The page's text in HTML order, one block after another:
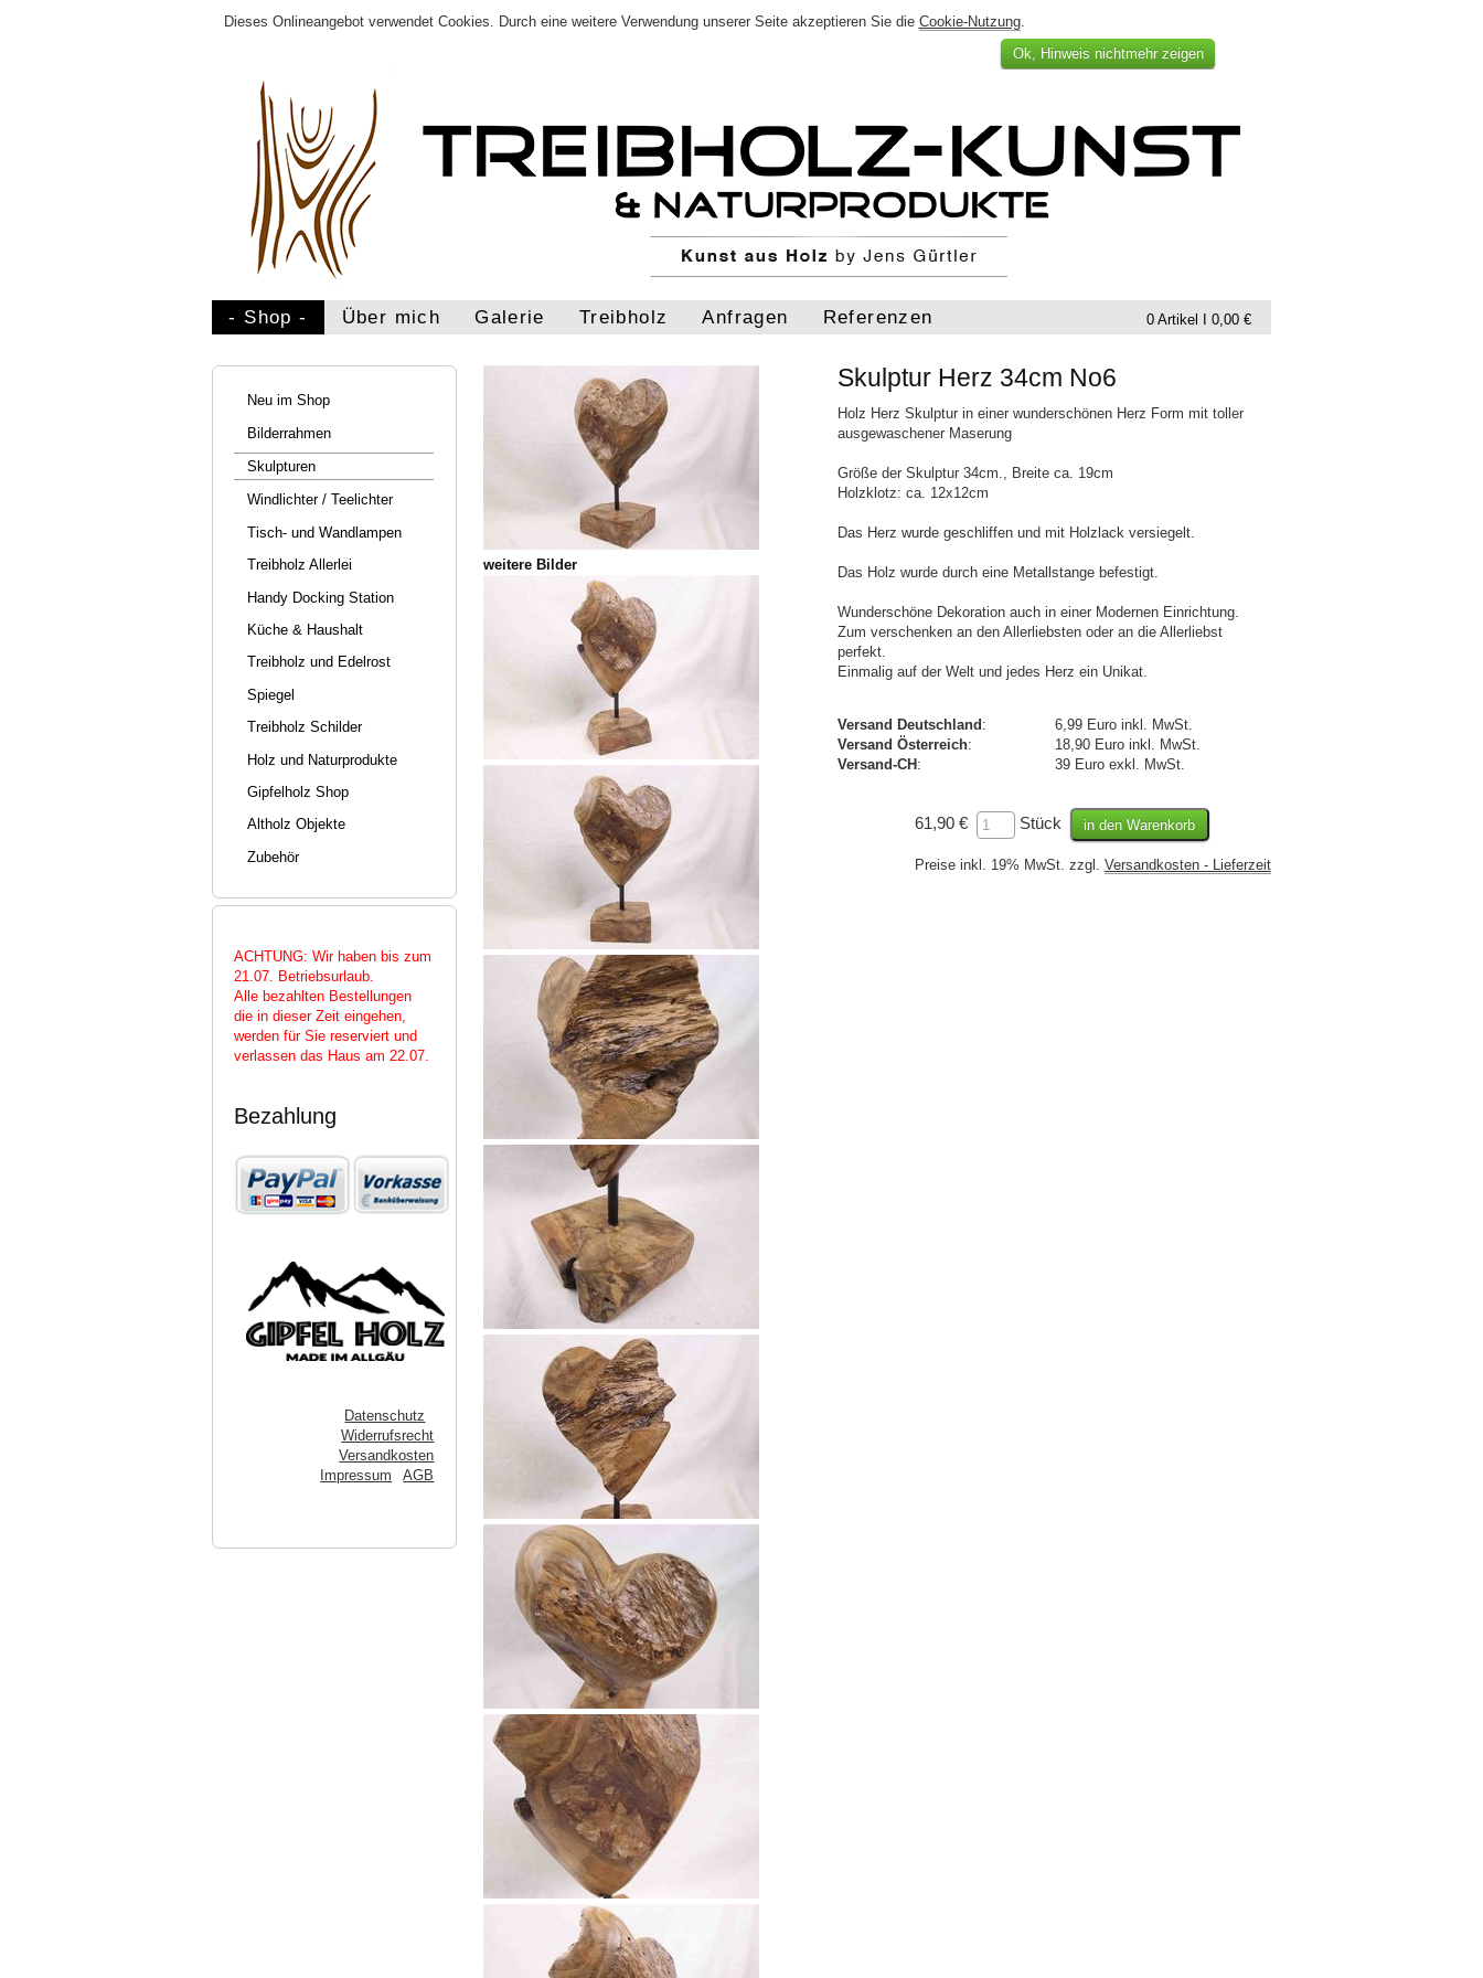
Dieses Onlineangebot verwendet Cookies. Durch eine weitere Verwendung unserer Seite akzeptieren Sie die Cookie-Nutzung.
Ok, Hinweis nichtmehr zeigen
- Shop - Über mich Galerie Treibholz Anfragen Referenzen 0 Artikel I 0,00 €
Neu im Shop
Bilderrahmen
Skulpturen
Windlichter / Teelichter
Tisch- und Wandlampen
Treibholz Allerlei
Handy Docking Station
Küche & Haushalt
Treibholz und Edelrost
Spiegel
Treibholz Schilder
Holz und Naturprodukte
Gipfelholz Shop
Altholz Objekte
Zubehör
ACHTUNG: Wir haben bis zum
21.07. Betriebsurlaub.
Alle bezahlten Bestellungen
die in dieser Zeit eingehen,
werden für Sie reserviert und
verlassen das Haus am 22.07.
Bezahlung
Datenschutz
Widerrufsrecht
Versandkosten
Impressum
AGB
weitere Bilder
Skulptur Herz 34cm No6
Holz Herz Skulptur in einer wunderschönen Herz Form mit toller
ausgewaschener Maserung
Größe der Skulptur 34cm., Breite ca. 19cm
Holzklotz: ca. 12x12cm
Das Herz wurde geschliffen und mit Holzlack versiegelt.
Das Holz wurde durch eine Metallstange befestigt.
Wunderschöne Dekoration auch in einer Modernen Einrichtung.
Zum verschenken an den Allerliebsten oder an die Allerliebst
perfekt.
Einmalig auf der Welt und jedes Herz ein Unikat.
Versand Deutschland
6,99 Euro inkl. MwSt.
Versand Österreich
18,90 Euro inkl. MwSt.
Versand-CH
39 Euro exkl. MwSt.
61,90 € Stück
Preise inkl. 19% MwSt. zzgl. Versandkosten - Lieferzeit